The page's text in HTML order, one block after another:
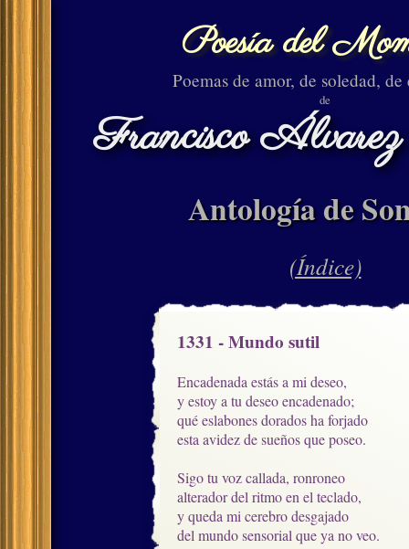
Poesía del
Poemas de amor, de soledad, de
de
Francisco
Antología de
(Índice)
1331 - Mundo sutil
Encadenada estás a mi deseo,
y estoy a tu deseo encadenado;
qué eslabones dorados ha forjado
esta avidez de sueños que poseo.
Sigo tu voz callada, ronroneo
alterador del ritmo en el teclado,
y queda mi cerebro desgajado
del mundo sensorial que ya no veo.